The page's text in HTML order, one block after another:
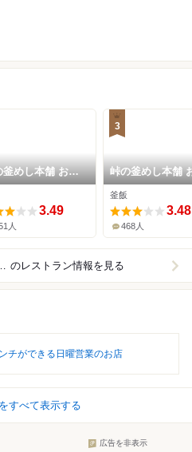
釜めし本舗 おぎ
上信越自動車道
ービスエリア
線)店
3.49
人
3
峠の釜めし本舗
のや 横川店
釜飯
3.48
468人
妙義山周辺 のレストラン情報を見る
チができる日曜営業のお店
すべて表示する
広告を非表示